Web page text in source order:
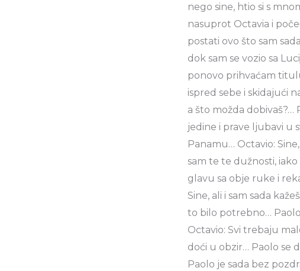
nego sine, htio si s
nasuprot Octavia i
postati ovo što sam
dok sam se vozio sa
ponovo prihvaćam
ispred sebe i skidajući
a što možda dobivaš?…
jedine i prave ljubavi u
Panamu… Octavio:
sam te te dužnosti,
glavu sa obje ruke i
Sine, ali i sam sada
to bilo potrebno…
Octavio: Svi trebaju
doći u obzir… Paolo se
Paolo je sada bez